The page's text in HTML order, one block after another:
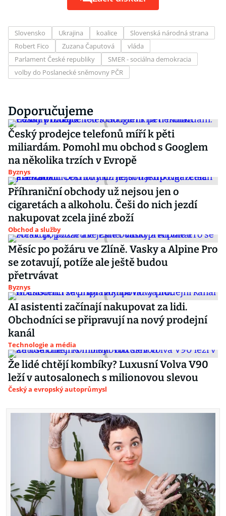
Slovensko Ukrajina koalice
Slovenská národná strana
Robert Fico
Zuzana Čaputová
vláda
Parlament České republiky
SMER - sociálna demokracia
volby do Poslanecké sněmovny PČR
Doporučujeme
Český prodejce telefonů míří k pěti
miliardám. Pomohl mu obchod s Googlem
na několika trzích v Evropě
Byznys
Příhraniční obchody už nejsou jen o
cigaretách a alkoholu. Češi do nich jezdí
nakupovat zcela jiné zboží
Obchod a služby
Měsíc po požáru ve Zlíně. Vasky a Alpine Pro
se zotavují, potíže ale ještě budou
přetrvávat
Byznys
AI asistenti začínají nakupovat za lidi.
Obchodníci se připravují na nový prodejní
kanál
Technologie a média
Že lidé chtějí kombíky? Luxusní Volva V90
leží v autosalonech s milionovou slevou
Český a evropský autoprůmysl